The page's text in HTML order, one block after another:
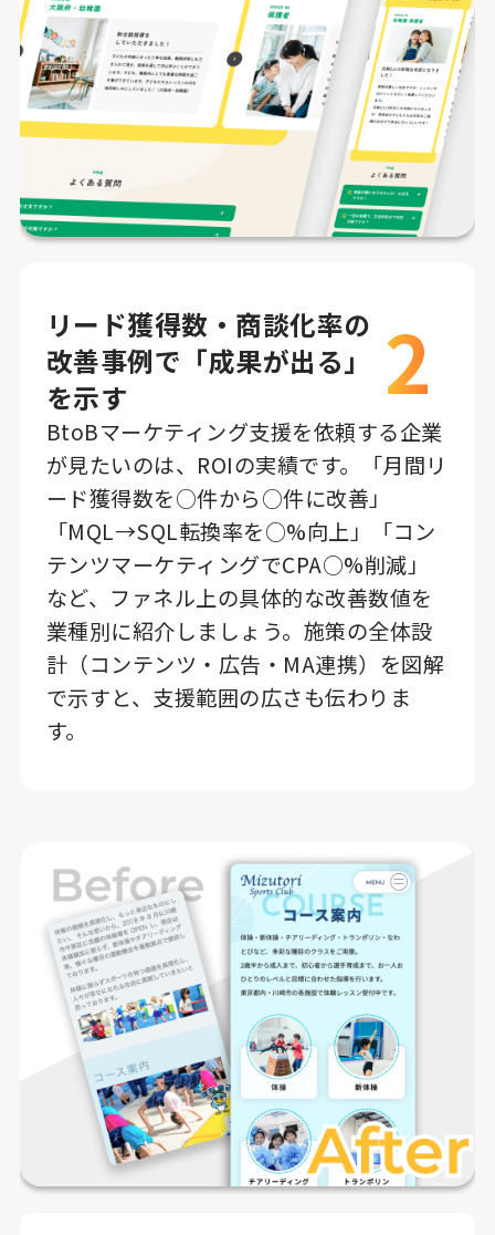
リード獲得数・商談化率の
改善事例で「成果が出る」
を示す
2
BtoBマーケティング支援を依頼する企業
が見たいのは、ROIの実績です。「月間リ
ード獲得数を○件から○件に改善」
「MQL→SQL転換率を○%向上」「コン
テンツマーケティングでCPA○%削減」
など、ファネル上の具体的な改善数値を
業種別に紹介しましょう。施策の全体設
計（コンテンツ・広告・MA連携）を図解
で示すと、支援範囲の広さも伝わりま
す。